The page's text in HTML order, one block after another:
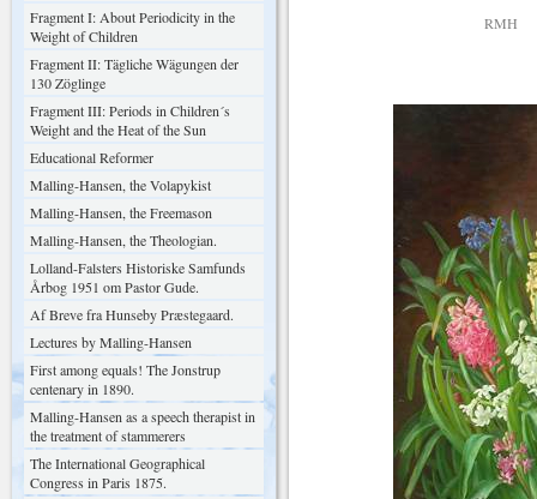
Fragment I: About Periodicity in the
Weight of Children
Fragment II: Tägliche Wägungen der
130 Zöglinge
Fragment III: Periods in Children´s
Weight and the Heat of the Sun
Educational Reformer
Malling-Hansen, the Volapykist
Malling-Hansen, the Freemason
Malling-Hansen, the Theologian.
Lolland-Falsters Historiske Samfunds
Årbog 1951 om Pastor Gude.
Af Breve fra Hunseby Præstegaard.
Lectures by Malling-Hansen
First among equals! The Jonstrup
centenary in 1890.
Malling-Hansen as a speech therapist in
the treatment of stammerers
The International Geographical
Congress in Paris 1875.
RMH